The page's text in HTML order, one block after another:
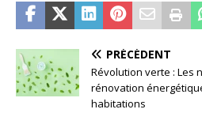
PRÉCÉDENT
Révolution verte : Les
rénovation
habitations